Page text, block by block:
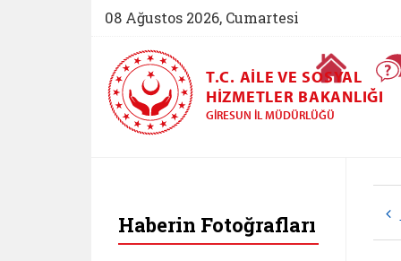
08 Ağustos 2026, Cumartesi
Ana Sayfa
T.C. AILE VE SOSYAL
HIZMETLER BAKANLIĞI
GIRESUN İL MÜDÜRLÜĞÜ
Haberin Fotoğrafları